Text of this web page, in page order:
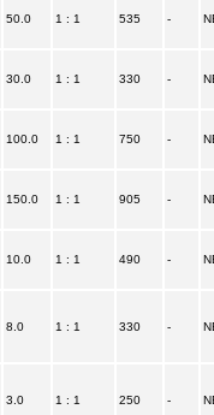
50.0 1 : 1 535 -
30.0 1 : 1 330 -
100.0 1 : 1 750 -
150.0 1 : 1 905 -
10.0 1 : 1 490 -
8.0 1 : 1 330 -
3.0 1 : 1 250 -